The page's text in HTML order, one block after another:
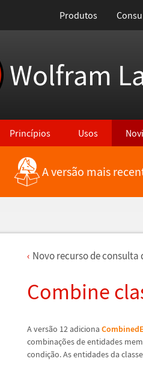
Produtos
Wolfram
Princípios Usos
A versão mais
Novo recurso de consulta
Combine
A versão 12 adiciona
combinações de entidades
condição. As entidades da